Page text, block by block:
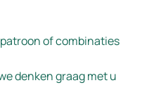
of combinaties
denken graag met u